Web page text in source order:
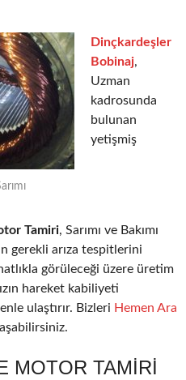
Dinçkardeşler
Bobinaj,
Uzman
kadrosunda
bulunan
yetişmiş
Tamiri, Sarımı ve Bakımı
gerekli arıza tespitlerini
görüleceği üzere üretim
hareket kabiliyeti
ulaştırır. Bizleri Hemen Ara
MOTOR TAMIRI